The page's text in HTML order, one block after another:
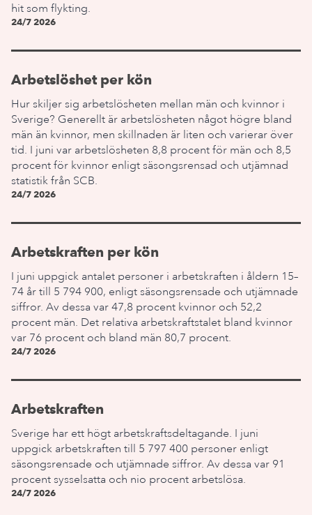
hit som flykting.
24/7 2026
Arbetslöshet per kön
Hur skiljer sig arbetslösheten mellan män och kvinnor i
Sverige? Generellt är arbetslösheten något högre bland
män än kvinnor, men skillnaden är liten och varierar över
tid. I juni var arbetslösheten 8,8 procent för män och 8,5
procent för kvinnor enligt säsongsrensad och utjämnad
statistik från SCB.
24/7 2026
Arbetskraften per kön
I juni uppgick antalet personer i arbetskraften i åldern 15–
74 år till 5 794 900, enligt säsongsrensade och utjämnade
siffror. Av dessa var 47,8 procent kvinnor och 52,2
procent män. Det relativa arbetskraftstalet bland kvinnor
var 76 procent och bland män 80,7 procent.
24/7 2026
Arbetskraften
Sverige har ett högt arbetskraftsdeltagande. I juni
uppgick arbetskraften till 5 797 400 personer enligt
säsongsrensade och utjämnade siffror. Av dessa var 91
procent sysselsatta och nio procent arbetslösa.
24/7 2026